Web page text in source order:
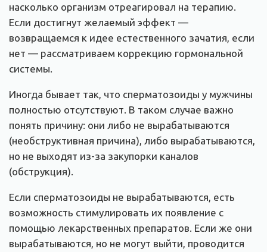
насколько организм отреагировал на терапию.
Если достигнут желаемый эффект —
возвращаемся к идее естественного зачатия, если
нет — рассматриваем коррекцию гормональной
системы.
Иногда бывает так, что сперматозоиды у мужчины
полностью отсутствуют. В таком случае важно
понять причину: они либо не вырабатываются
(необструктивная причина), либо вырабатываются,
но не выходят из-за закупорки каналов
(обструкция).
Если сперматозоиды не вырабатываются, есть
возможность стимулировать их появление с
помощью лекарственных препаратов. Если же они
вырабатываются, но не могут выйти, проводится